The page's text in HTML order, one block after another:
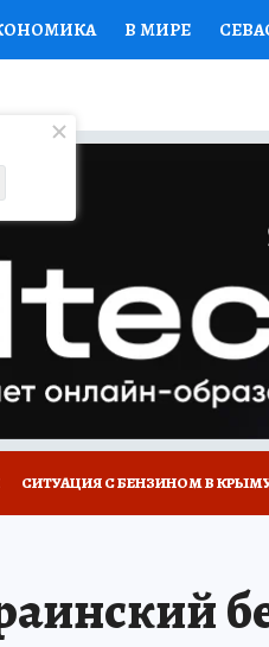
В МИРЕ
СЕМЬЯ ЖЕНСКИЕ
У НАС ГИД
СИТУАЦИЯ С БЕНЗИНОМ В